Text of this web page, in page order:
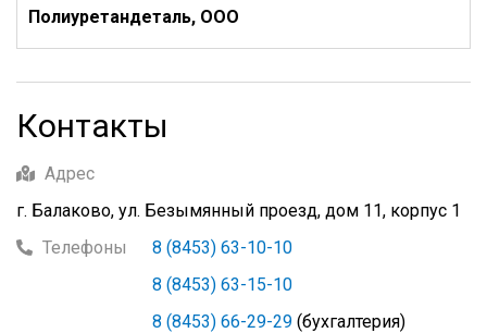
Полиуретандеталь, ООО
Контакты
Адрес
г. Балаково, ул. Безымянный проезд, дом 11, корпус 1
Телефоны
8 (8453) 63-10-10
8 (8453) 63-15-10
8 (8453) 66-29-29 (бухгалтерия)